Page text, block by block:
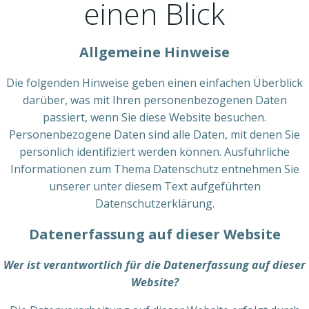
einen Blick
Allgemeine Hinweise
Die folgenden Hinweise geben einen einfachen Überblick
darüber, was mit Ihren personenbezogenen Daten
passiert, wenn Sie diese Website besuchen.
Personenbezogene Daten sind alle Daten, mit denen Sie
persönlich identifiziert werden können. Ausführliche
Informationen zum Thema Datenschutz entnehmen Sie
unserer unter diesem Text aufgeführten
Datenschutzerklärung.
Datenerfassung auf dieser Website
Wer ist verantwortlich für die Datenerfassung auf dieser
Website?